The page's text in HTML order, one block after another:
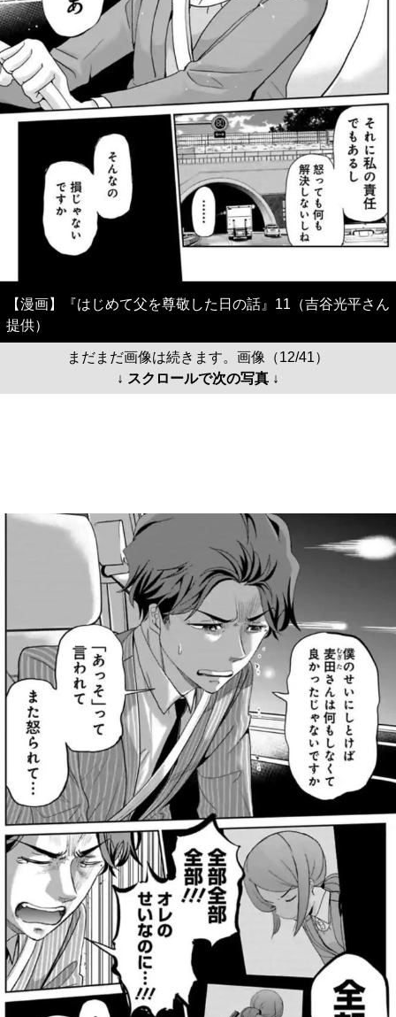
【漫画】『はじめて父を尊敬した日の話』11（吉谷光平さん
提供）
まだまだ画像は続きます。画像（12/41）
↓ スクロールで次の写真 ↓